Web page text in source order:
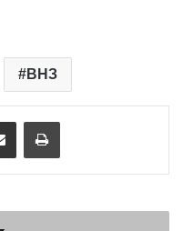
ВНЗ
Надіслати електронною поштоюНадрукувати